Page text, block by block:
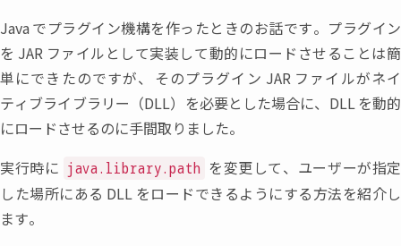
Javaでプラグイン機構を作ったときのお話です。プラグイン
を JAR ファイルとして実装して動的にロードさせることは簡
単にできたのですが、 そのプラグイン JAR ファイルがネイ
ティブライブラリー （DLL） を必要とした場合に、 DLL を動的
にロードさせるのに手間取りました。
実行時に java.library.path を変更して、 ユーザーが指定
した場所にある DLL をロードできるようにする方法を紹介し
ます。